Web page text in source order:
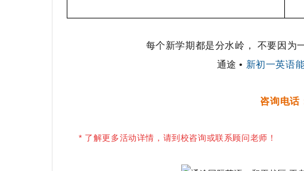
每个新学期都是分水岭， 不要因为
通途 • 新初一英语
咨询电话
* 了解更多活动详情，请到校咨询或联系顾问老师！